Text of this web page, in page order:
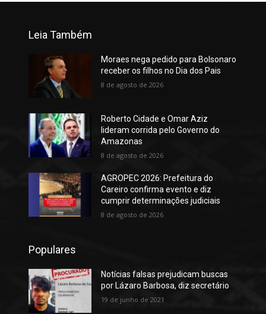
Leia Também
Moraes nega pedido para Bolsonaro
receber os filhos no Dia dos Pais
8 de agosto de 2026
Roberto Cidade e Omar Aziz
lideram corrida pelo Governo do
Amazonas
8 de agosto de 2026
AGROPEC 2026: Prefeitura do
Careiro confirma evento e diz
cumprir determinações judiciais
8 de agosto de 2026
Populares
Notícias falsas prejudicam buscas
por Lázaro Barbosa, diz secretário
19 de junho de 2021